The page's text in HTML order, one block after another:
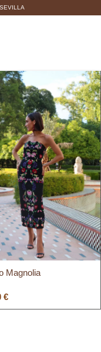
Magnolia
€